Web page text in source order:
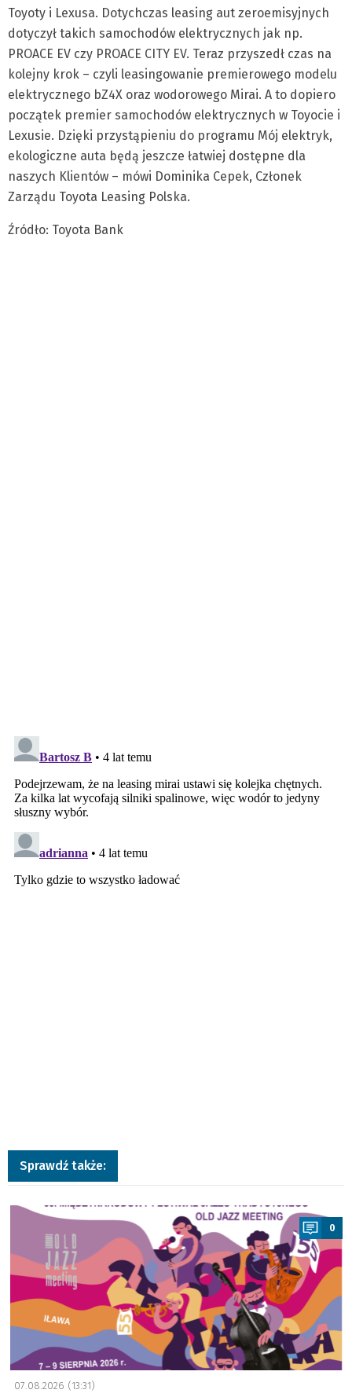
Toyoty i Lexusa. Dotychczas leasing aut zeroemisyjnych
dotyczył takich samochodów elektrycznych jak np.
PROACE EV czy PROACE CITY EV. Teraz przyszedł czas na
kolejny krok – czyli leasingowanie premierowego modelu
elektrycznego bZ4X oraz wodorowego Mirai. A to dopiero
początek premier samochodów elektrycznych w Toyocie i
Lexusie. Dzięki przystąpieniu do programu Mój elektryk,
ekologiczne auta będą jeszcze łatwiej dostępne dla
naszych Klientów – mówi Dominika Cepek, Członek
Zarządu Toyota Leasing Polska.
Źródło: Toyota Bank
Sprawdź także:
a
0
07.08.2026 (13:31)